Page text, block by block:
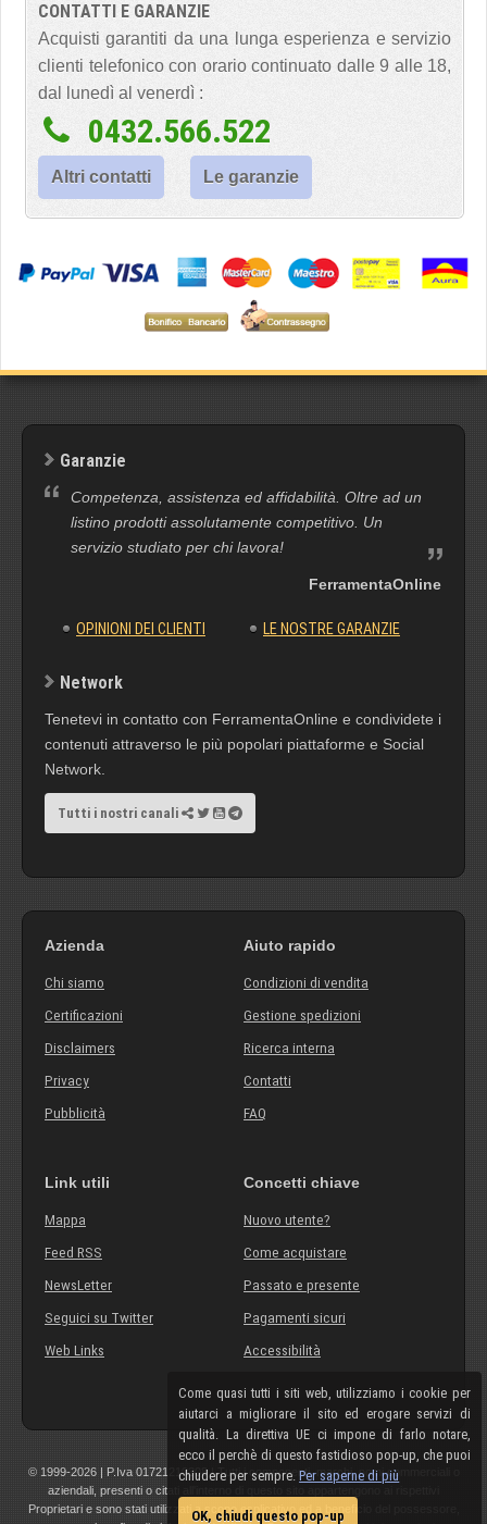
Come quasi tutti i siti web, utilizziamo i cookie per
aiutarci a migliorare il sito ed erogare servizi di
qualità. La direttiva UE ci impone di farlo notare,
ecco il perchè di questo fastidioso pop-up, che puoi
chiudere per sempre.Per saperne di più
OK, chiudi questo pop-up
CONTATTI E GARANZIE
Acquisti garantiti da una lunga esperienza e servizio
clienti telefonico con orario continuato dalle 9 alle 18,
dal lunedì al venerdì :
0432.566.522
Altri contatti Le garanzie
Garanzie
Competenza, assistenza ed affidabilità. Oltre ad un
listino prodotti assolutamente competitivo. Un
servizio studiato per chi lavora!
FerramentaOnline
OPINIONI DEI CLIENTI LE NOSTRE GARANZIE
Network
Tenetevi in contatto con FerramentaOnline e condividete i
contenuti attraverso le più popolari piattaforme e Social
Network.
Tutti i nostri canali
Azienda
Chi siamo
Certificazioni
Disclaimers
Privacy
Pubblicità
Aiuto rapido
Condizioni di vendita
Gestione spedizioni
Ricerca interna
Contatti
FAQ
Link utili
Mappa
Feed RSS
NewsLetter
Seguici su Twitter
Web Links
Concetti chiave
Nuovo utente?
Come acquistare
Passato e presente
Pagamenti sicuri
Accessibilità
© 1999-2026 | P.Iva 01721210308 | Tutti i componenti, marchi, nomi commerciali o
aziendali, presenti o citati all'interno di questo sito appartengono ai rispettivi
Proprietari e sono stati utilizzati a scopo esplicativo ed a beneficio del possessore,